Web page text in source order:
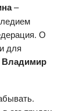
–
О
для
Владимир